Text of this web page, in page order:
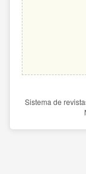
Sistema de